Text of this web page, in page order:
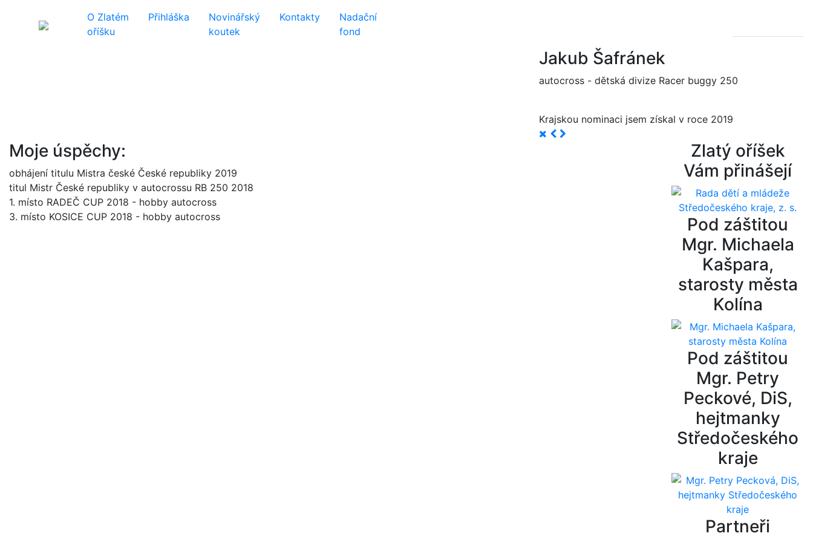
O Zlatém
oříšku
Přihláška
Novinářský
koutek
Kontakty
Nadační
fond
Jakub Šafránek
autocross - dětská divize Racer buggy 250
Krajskou nominaci jsem získal v roce 2019
Moje úspěchy:
obhájení titulu Mistra české České republiky 2019
titul Mistr České republiky v autocrossu RB 250 2018
1. místo RADEČ CUP 2018 - hobby autocross
3. místo KOSICE CUP 2018 - hobby autocross
Zlatý oříšek
Vám přinášejí
Pod záštitou
Mgr. Michaela
Kašpara,
starosty města
Kolína
Pod záštitou
Mgr. Petry
Peckové, DiS,
hejtmanky
Středočeského
kraje
Partneři